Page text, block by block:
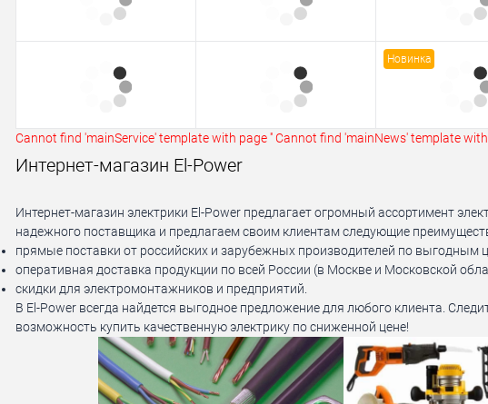
Новинка
Cannot find 'mainService' template with page ''Cannot find 'mainNews' template with
Интернет-магазин El-Power
Интернет-магазин электрики El-Power предлагает огромный ассортимент
надежного поставщика и предлагаем своим клиентам следующие
прямые поставки от российских и зарубежных производителей по выгодным
оперативная доставка продукции по всей России (в Москве и Московской
скидки для электромонтажников и предприятий.
В El-Power всегда найдется выгодное предложение для любого клиента.
возможность купить качественную электрику по сниженной цене!